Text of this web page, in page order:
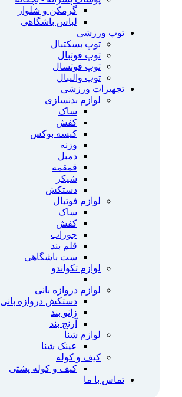
گرمکن و شلوار
لباس باشگاهی
توپ ورزشی
توپ بسکتبال
توپ فوتبال
توپ فوتسال
توپ والیبال
تجهیزات ورزشی
لوازم بدنسازی
ساک
کفش
کیسه بوکس
وزنه
دمبل
قمقمه
شیکر
دستکش
لوازم فوتبال
ساک
کفش
جوراب
قلم بند
ست باشگاهی
لوازم تکواندو
لوازم دروازه بانی
دستکش دروازه بانی
زانو بند
آرنج بند
لوازم شنا
عینک شنا
کیف و کوله
کیف و کوله پشتی
تماس با ما